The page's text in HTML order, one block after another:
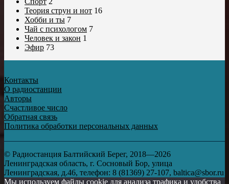
Теория струн и нот 16
Хобби и ты 7
Чай с психологом 7
Человек и закон 1
Эфир 73
Контакты
О радиостанции
Авторы
Счастливое число
Обратная связь
Политика обработки персональных данных
© Радиостанция Балтийский Берег, 2018—2026
Ленинградская область, г. Сосновый Бор, улица
Ленинградская, д.46, телефон: 8 (81369) 27-107, baltica@sbor.ru
Мы используем файлы cookie для анализа трафика и удобства